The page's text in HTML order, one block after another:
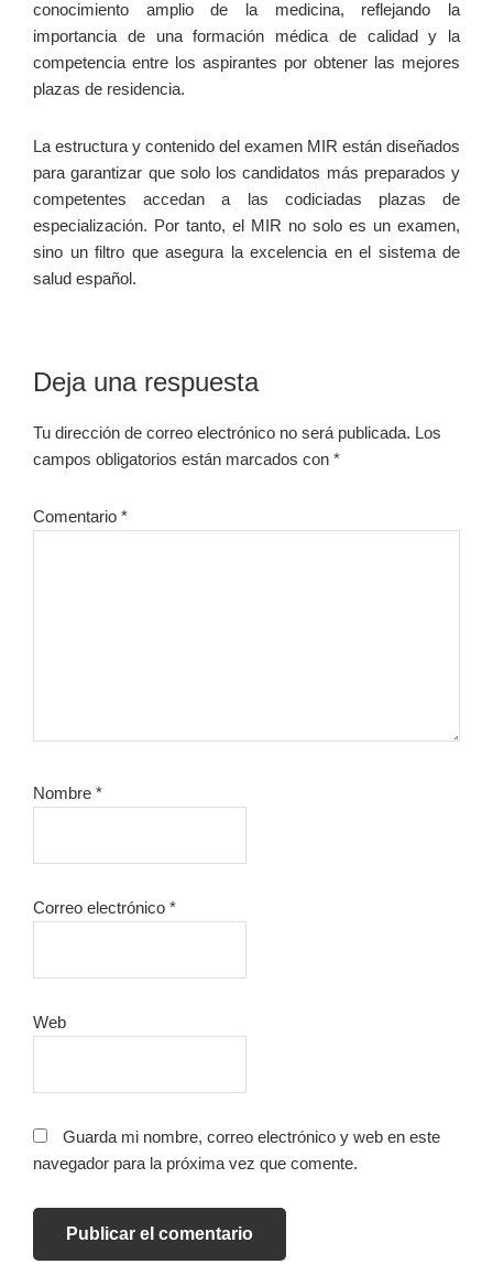
conocimiento amplio de la medicina, reflejando la
importancia de una formación médica de calidad y la⁤
competencia entre los aspirantes por obtener las mejores
plazas ⁣de residencia.
La estructura ⁣y contenido del examen MIR están diseñados
para⁢ garantizar que⁢ solo los⁣ candidatos más preparados​ y
competentes ‌accedan a las codiciadas plazas de‍
especialización. Por tanto, el MIR no⁤ solo es un examen,
sino un filtro que asegura la excelencia en el sistema de
salud español.
Interacciones
con
los
Deja una respuesta
Tu dirección de correo electrónico no será publicada. Los
campos obligatorios están marcados con *
Comentario *
Nombre *
Correo electrónico *
Web
Guarda mi nombre, correo electrónico y web en este
navegador para la próxima vez que comente.